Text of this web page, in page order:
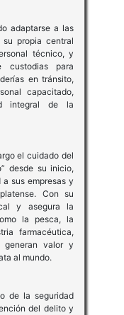
adaptarse a las
su propia central
técnico, y
custodias para
en tránsito,
capacitado,
integral de la
el cuidado del
desde su inicio,
sus empresas y
Con su
y asegura la
la pesca, la
farmacéutica,
generan valor y
al mundo.
la seguridad
del delito y